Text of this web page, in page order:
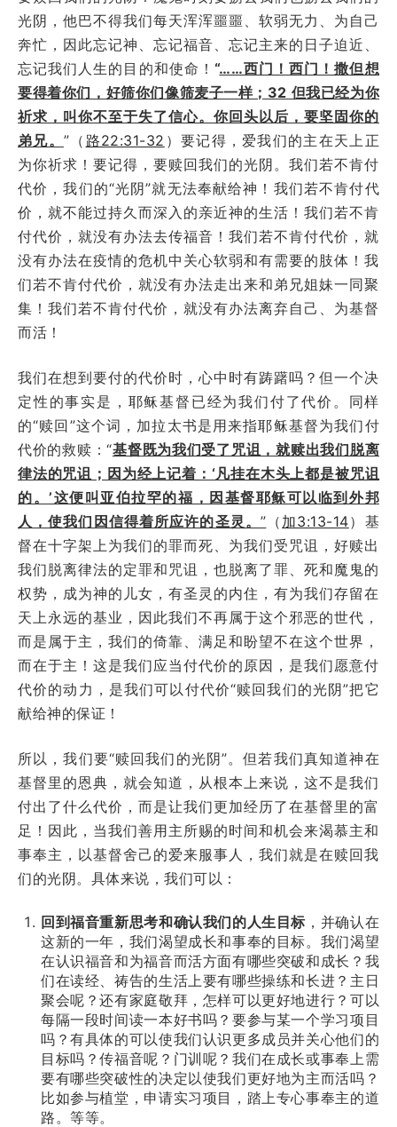
光阴，他巴不得我们每天浑浑噩噩、软弱无力、为自己
奔忙，因此忘记神、忘记福音、忘记主来的日子迫近、
忘记我们人生的目的和使命！ “……西门！西门！撒但想
要得着你们，好筛你们像筛麦子一样； 32 但我已经为你
祈求，叫你不至于失了信心。你回头以后，要坚固你的
弟兄。 ”（ 路22:31-32 ）要记得，爱我们的主在天上正
为你祈求！要记得，要赎回我们的光阴。我们若不肯付
代价，我们的“光阴”就无法奉献给神！我们若不肯付代
价，就不能过持久而深入的亲近神的生活！我们若不肯
付代价，就没有办法去传福音！我们若不肯付代价，就
没有办法在疫情的危机中关心软弱和有需要的肢体！我
们若不肯付代价，就没有办法走出来和弟兄姐妹一同聚
集！我们若不肯付代价，就没有办法离弃自己、为基督
而活！
我们在想到要付的代价时，心中时有踌躇吗？但一个决
定性的事实是，耶稣基督已经为我们付了代价。同样
的“赎回”这个词，加拉太书是用来指耶稣基督为我们付
代价的救赎：“基督既为我们受了咒诅，就赎出我们脱离
律法的咒诅；因为经上记着：‘凡挂在木头上都是被咒诅
的。’这便叫亚伯拉罕的福，因基督耶稣可以临到外邦
人，使我们因信得着所应许的圣灵。 ” （ 加3:13-14）基
督在十字架上为我们的罪而死、为我们受咒诅，好赎出
我们脱离律法的定罪和咒诅，也脱离了罪、死和魔鬼的
权势，成为神的儿女，有圣灵的内住，有为我们存留在
天上永远的基业，因此我们不再属于这个邪恶的世代，
而是属于主，我们的倚靠、满足和盼望不在这个世界，
而在于主！这是我们应当付代价的原因，是我们愿意付
代价的动力，是我们可以付代价“赎回我们的光阴”把它
献给神的保证！
所以，我们要“赎回我们的光阴”。但若我们真知道神在
基督里的恩典，就会知道，从根本上来说，这不是我们
付出了什么代价，而是让我们更加经历了在基督里的富
足！因此，当我们善用主所赐的时间和机会来渴慕主和
事奉主，以基督舍己的爱来服事人，我们就是在赎回我
们的光阴。具体来说，我们可以：
回到福音重新思考和确认我们的人生目标 ，并确认在
这新的一年，我们渴望成长和事奉的目标。我们渴望
在认识福音和为福音而活方面有哪些突破和成长？我
们在读经、祷告的生活上要有哪些操练和长进？主日
聚会呢？还有家庭敬拜，怎样可以更好地进行？可以
每隔一段时间读一本好书吗？要参与某一个学习项目
吗？有具体的可以使我们认识更多成员并关心他们的
目标吗？传福音呢？门训呢？我们在成长或事奉上需
要有哪些突破性的决定以使我们更好地为主而活吗？
比如参与植堂，申请实习项目，踏上专心事奉主的道
路。等等。